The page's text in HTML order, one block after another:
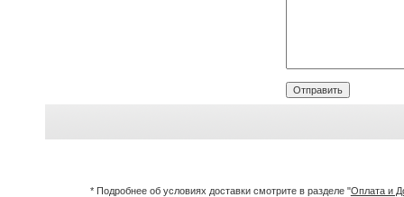
* Подробнее об условиях доставки смотрите в разделе "Оплата и